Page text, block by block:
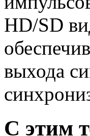
HD/SD
выхода
С этим